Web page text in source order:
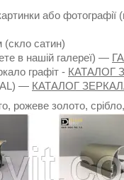
або фотографії
(скло сатин)
в нашій галереї) —
графіт - КАТАЛОГ
— КАТАЛОГ
рожеве золото,